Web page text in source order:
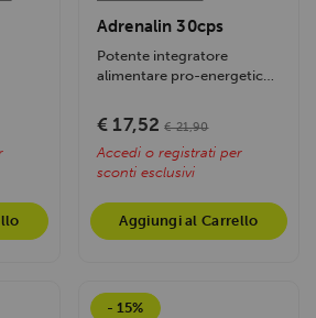
Adrenalin 30cps
Potente integratore
alimentare pro-energetico
contenuto di...
€ 17,52 € 21,90
Accedi o registrati per
sconti esclusivi
Aggiungi al Carrello
- 15%